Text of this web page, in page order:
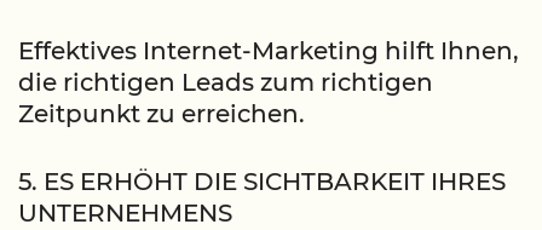
Effektives Internet-Marketing hilft Ihnen,
die richtigen Leads zum richtigen
Zeitpunkt zu erreichen.
5. ES ERHÖHT DIE SICHTBARKEIT IHRES
UNTERNEHMENS